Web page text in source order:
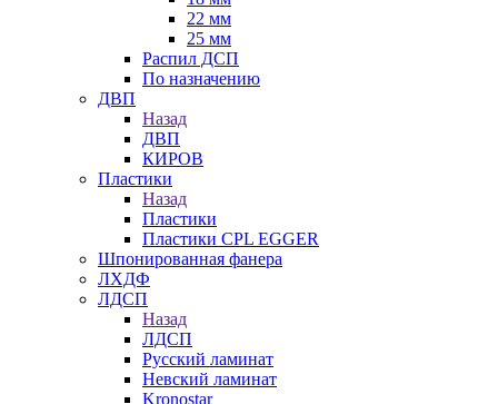
22 мм
25 мм
Распил ДСП
По назначению
ДВП
Назад
ДВП
КИРОВ
Пластики
Назад
Пластики
Пластики CPL EGGER
Шпонированная фанера
ЛХДФ
ЛДСП
Назад
ЛДСП
Русский ламинат
Невский ламинат
Kronostar